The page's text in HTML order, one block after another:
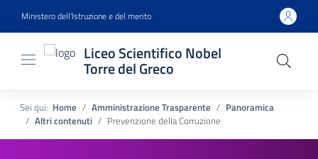
Ministero dell'Istruzione e del merito
Liceo Scientifico Nobel
Torre del Greco
Sei qui: Home Amministrazione Trasparente
Panoramica
Altri contenuti
Prevenzione della Corruzione